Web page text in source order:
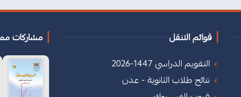
قوائم التنقل
التقويم الدراسي 1447-2026
نتائج طلاب الثانوية - عدن
مشاركات